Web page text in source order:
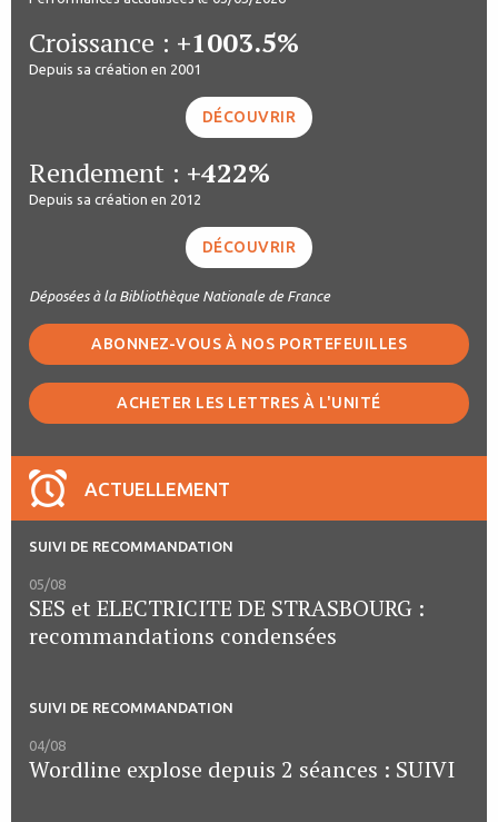
Croissance : +1003.5%
Depuis sa création en 2001
DÉCOUVRIR
Rendement : +422%
Depuis sa création en 2012
DÉCOUVRIR
Déposées à la Bibliothèque Nationale de France
ABONNEZ-VOUS À NOS PORTEFEUILLES
ACHETER LES LETTRES À L'UNITÉ
ACTUELLEMENT
SUIVI DE RECOMMANDATION
05/08
SES et ELECTRICITE DE STRASBOURG :
recommandations condensées
SUIVI DE RECOMMANDATION
04/08
Wordline explose depuis 2 séances : SUIVI